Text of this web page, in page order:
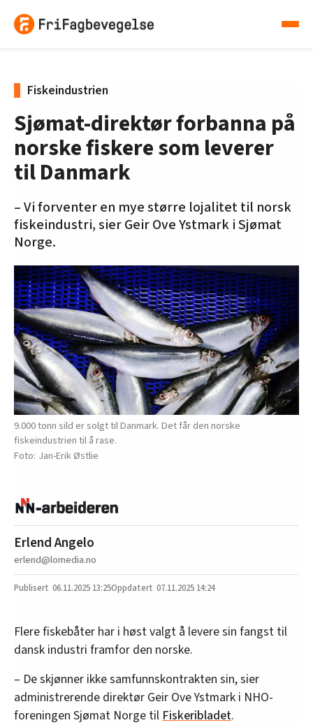
Fiskeindustrien
Sjømat-direktør forbanna på
norske fiskere som leverer
til Danmark
– Vi forventer en mye større lojalitet til norsk
fiskeindustri, sier Geir Ove Ystmark i Sjømat
Norge.
9.000 tonn sild er solgt til Danmark. Det får den norske
fiskeindustrien til å rase.
Jan-Erik Østlie
Erlend Angelo
erlend@lomedia.no
06.11.2025 13:25 07.11.2025 14:24
Flere fiskebåter har i høst valgt å levere sin fangst til
dansk industri framfor den norske.
– De skjønner ikke samfunnskontrakten sin, sier
administrerende direktør Geir Ove Ystmark i NHO-
foreningen Sjømat Norge til Fiskeribladet.